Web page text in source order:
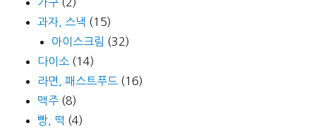
과자, 스낵 (15)
아이스크림 (32)
다이소 (14)
라면, 패스트푸드 (16)
맥주 (8)
빵, 떡 (4)